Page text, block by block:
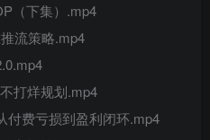
（下集）.mp4
流策略.mp4
打烊规划.mp4
付费亏损到盈利闭环.mp4